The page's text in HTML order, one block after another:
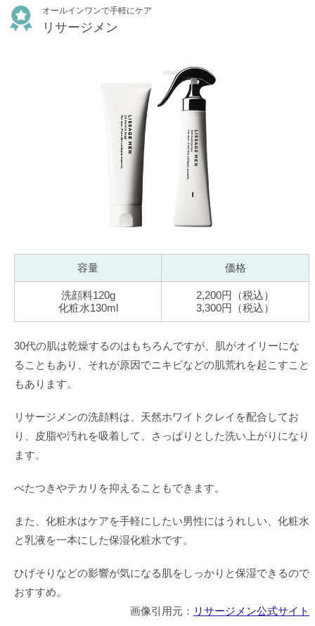
オールインワンで手軽にケア
リサージメン
容量 価格
洗顔料120g
化粧水130ml
2,200円（税込）
3,300円（税込）
30代の肌は乾燥するのはもちろんですが、肌がオイリーにな
ることもあり、それが原因でニキビなどの肌荒れを起こすこと
もあります。
リサージメンの洗顔料は、天然ホワイトクレイを配合してお
り、皮脂や汚れを吸着して、さっぱりとした洗い上がりになり
ます。
べたつきやテカリを抑えることもできます。
また、化粧水はケアを手軽にしたい男性にはうれしい、化粧水
と乳液を一本にした保湿化粧水です。
ひげそりなどの影響が気になる肌をしっかりと保湿できるので
おすすめ。
画像引用元： リサージメン公式サイト